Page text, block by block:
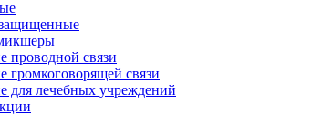
проводной связи
громкоговорящей связи
для лечебных учреждений